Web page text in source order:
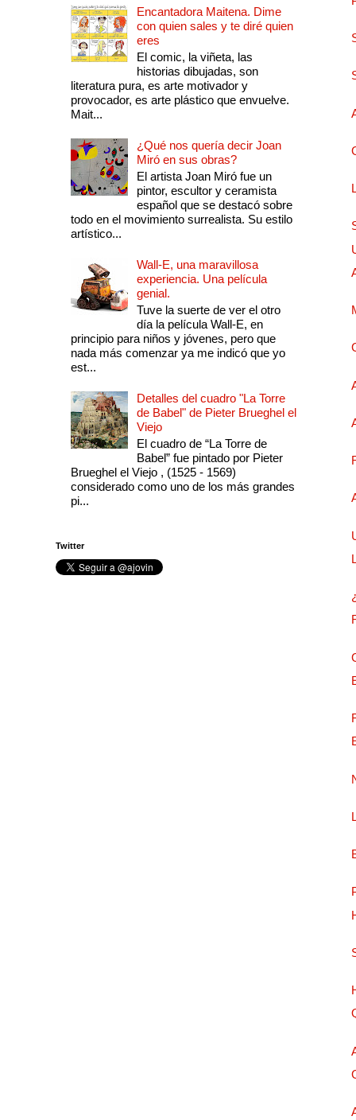
Encantadora Maitena. Dime
con quien sales y te diré quien
eres
El comic, la viñeta, las
historias dibujadas, son
literatura pura, es arte motivador y
provocador, es arte plástico que envuelve.
Mait...
¿Qué nos quería decir Joan
Miró en sus obras?
El artista Joan Miró fue un
pintor, escultor y ceramista
español que se destacó sobre
todo en el movimiento surrealista. Su estilo
artístico...
Wall-E, una maravillosa
experiencia. Una película
genial.
Tuve la suerte de ver el otro
día la película Wall-E, en
principio para niños y jóvenes, pero que
nada más comenzar ya me indicó que yo
est...
Detalles del cuadro "La Torre
de Babel" de Pieter Brueghel el
Viejo
El cuadro de “La Torre de
Babel” fue pintado por Pieter
Brueghel el Viejo , (1525 - 1569)
considerado como uno de los más grandes
pi...
Twitter